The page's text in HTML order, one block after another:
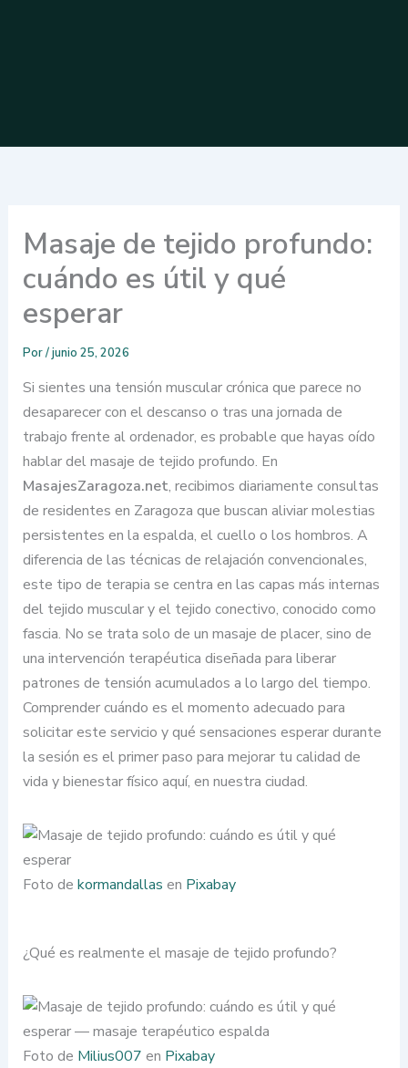
Masaje de tejido profundo:
cuándo es útil y qué
esperar
Por/junio 25, 2026
Si sientes una tensión muscular crónica que parece no
desaparecer con el descanso o tras una jornada de
trabajo frente al ordenador, es probable que hayas oído
hablar del masaje de tejido profundo. En
MasajesZaragoza.net, recibimos diariamente consultas
de residentes en Zaragoza que buscan aliviar molestias
persistentes en la espalda, el cuello o los hombros. A
diferencia de las técnicas de relajación convencionales,
este tipo de terapia se centra en las capas más internas
del tejido muscular y el tejido conectivo, conocido como
fascia. No se trata solo de un masaje de placer, sino de
una intervención terapéutica diseñada para liberar
patrones de tensión acumulados a lo largo del tiempo.
Comprender cuándo es el momento adecuado para
solicitar este servicio y qué sensaciones esperar durante
la sesión es el primer paso para mejorar tu calidad de
vida y bienestar físico aquí, en nuestra ciudad.
Foto de kormandallas en Pixabay
¿Qué es realmente el masaje de tejido profundo?
Foto de Milius007 en Pixabay